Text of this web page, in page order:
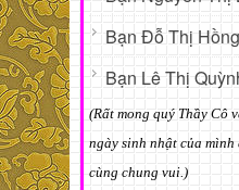
Bạn Đỗ Thị
Bạn Lê Thị
(Rất mong quý Thầy Cô
ngày sinh nhật của
cùng chung vui.)